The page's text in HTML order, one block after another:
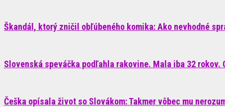
Škandál, ktorý zničil obľúbeného komika: Ako nevhodné
Slovenská speváčka podľahla rakovine. Mala iba 32 rokov.
Češka opísala život so Slovákom: Takmer vôbec mu